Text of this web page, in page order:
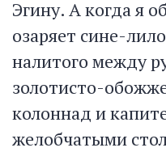
Эгину. А когда я
озаряет сине-
налитого между
золотисто-
колоннад и
желобчатыми